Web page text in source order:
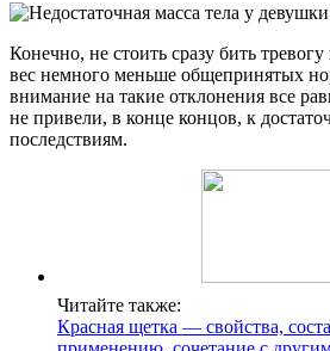
Конечно, не стоить сразу бить
вес немного меньше общепринятых
внимание на такие отклонения все
не привели, в конце концов, к
последствиям.
Читайте также:
Красная щетка — свойства,